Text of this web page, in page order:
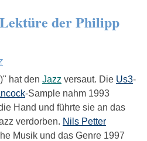
der Philipp
hat den Jazz versaut. Die Us3-
-Sample nahm 1993
Hand und führte sie an das
verdorben. Nils Petter
Musik und das Genre 1997